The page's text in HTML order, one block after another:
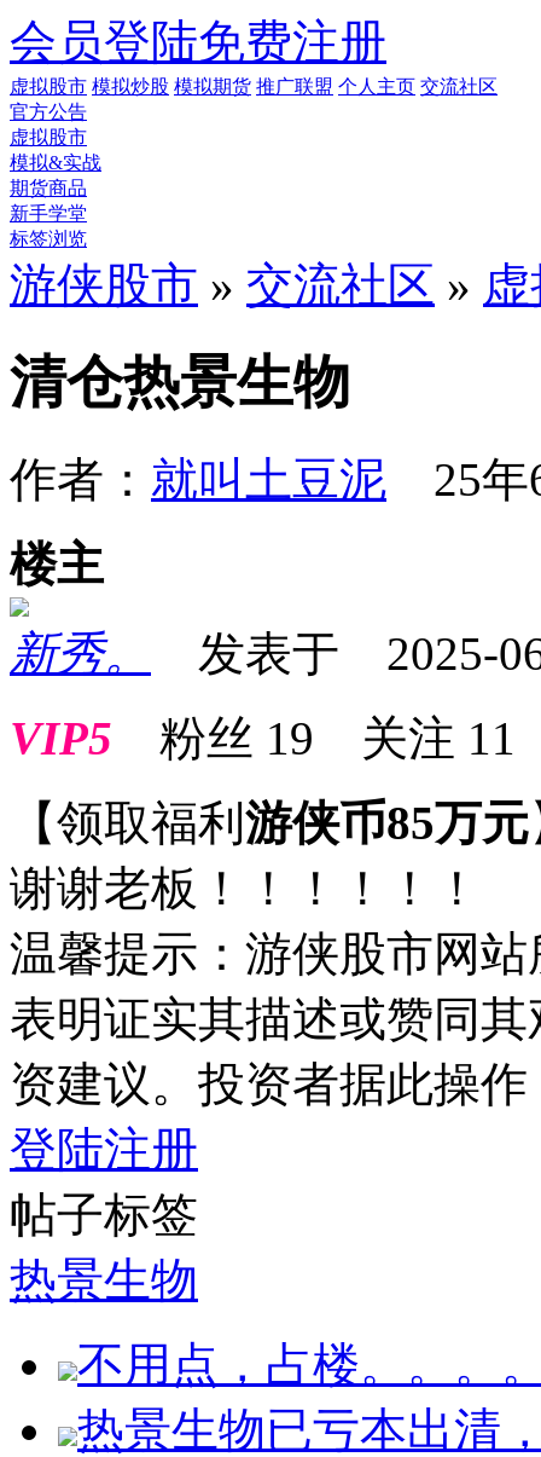
会员登陆免费注册
虚拟股市 模拟炒股 模拟期货 推广联盟 个人主页 交流社区
官方公告
虚拟股市
模拟&实战
期货商品
新手学堂
标签浏览
游侠股市 » 交流社区 »
清仓热景生物
作者： 就叫土豆泥 25年
楼主
新秀。
发表于 2025-
VIP5 粉丝 19 关注 11
【领取福利 游侠币85万元
谢谢老板！！！！！！
温馨提示：游侠股市网
表明证实其描述或赞同
资建议。投资者据此操
登陆注册
帖子标签
热景生物
不用点，占楼。。。
热景生物已亏本出清